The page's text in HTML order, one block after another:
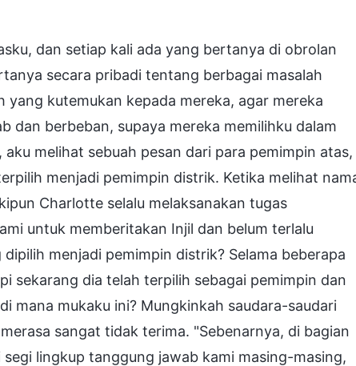
dan setiap kali ada yang bertanya di obrolan
secara pribadi tentang berbagai masalah
kutemukan kepada mereka, agar mereka
dan berbeban, supaya mereka memilihku dalam
melihat sebuah pesan dari para pemimpin atas,
menjadi pemimpin distrik. Ketika melihat
Charlotte selalu melaksanakan tugas
untuk memberitakan Injil dan belum terlalu
menjadi pemimpin distrik? Selama beberapa
sekarang dia telah terpilih sebagai pemimpin dan
mana mukaku ini? Mungkinkah saudara-saudari
sangat tidak terima. "Sebenarnya, di bagian
lingkup tanggung jawab kami masing-masing,